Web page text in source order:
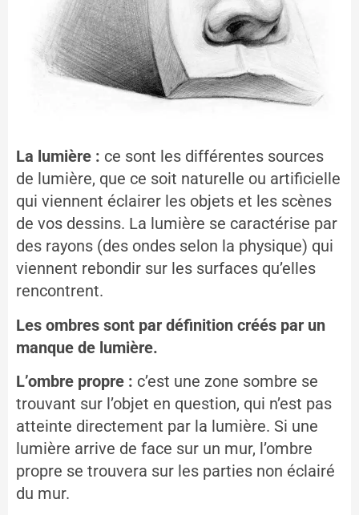
La lumière : ce sont les différentes sources
de lumière, que ce soit naturelle ou artificielle
qui viennent éclairer les objets et les scènes
de vos dessins. La lumière se caractérise par
des rayons (des ondes selon la physique) qui
viennent rebondir sur les surfaces qu’elles
rencontrent.
Les ombres sont par définition créés par un
manque de lumière.
L’ombre propre : c’est une zone sombre se
trouvant sur l’objet en question, qui n’est pas
atteinte directement par la lumière. Si une
lumière arrive de face sur un mur, l’ombre
propre se trouvera sur les parties non éclairé
du mur.